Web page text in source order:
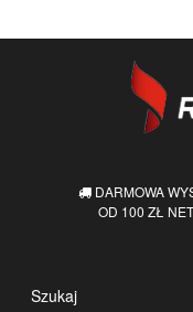
DARMOWA
OD 100 ZŁ